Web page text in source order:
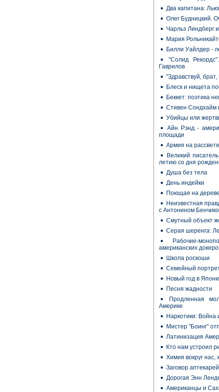
Два капитана:
Олег Будницкий.
Чарльз Линдберг
Мария
Билли Уайлдер -
"Солид
Гаврилов
"Здравствуй,
Блеск и нищета
Беккет: поэтика
Стивен Сондхайм
Убийцы или
Айн Рэнд -
площади
Армия на рассвете
Великий
летию со дня
Душа без тела
День индейки
Поющая на
Неизвестная
с Антонином
Смутный объект
Серая шеренга:
Рабочие-
американских
Школа роскоши
Семейный
Новый год в
Песня жадности
Продленная
Америке
Наркотики:
Мистер "Боинг"
Латинизация
Кто нам устроил
Химия вокруг нас,
Заговор аптекарей
Дорогая Энн
Американцы и